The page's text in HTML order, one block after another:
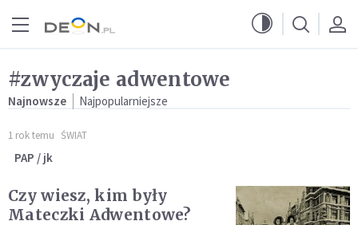
#zwyczaje adwentowe
Najnowsze Najpopularniejsze
1 rok temu ŚWIAT
PAP / jk
Czy wiesz, kim były
Mateczki Adwentowe?